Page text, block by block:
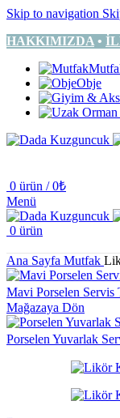
Skip to navigation
HAKKIMIZDA •
Obje
0 ürün / 0₺
Menü
0 ürün
Ana Sayfa Mutfak
Mavi Porselen Servis
Mağazaya Dön
Porselen Yuvarlak